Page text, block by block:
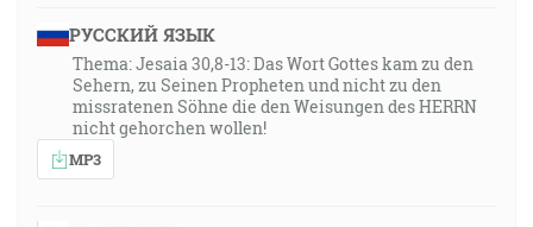
РУССКИЙ ЯЗЫК
Thema: Jesaia 30,8-13: Das Wort Gottes kam zu den
Sehern, zu Seinen Propheten und nicht zu den
missratenen Söhne die den Weisungen des HERRN
nicht gehorchen wollen!
MP3